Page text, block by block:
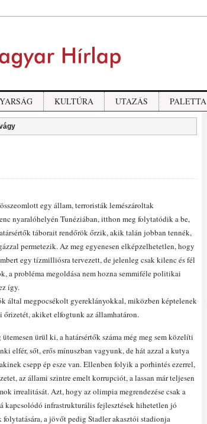
KULTÚRA UTAZÁS PALETTA
egy állam, terroristák lemészároltak
nyaralóhelyén Tunéziában, itthon meg folytatódik a be,
táborait rendőrök őrzik, akik talán jobban tennék,
permetezik. Az meg egyenesen elképzelhetetlen, hogy
egy tízmilliósra tervezett, de jelenleg csak kilenc és fél
a probléma megoldása nem hozna semmiféle politikai
így.
által megpocsékolt gyereklányokkal, miközben képtelenek
akiket elfogtunk az államhatáron.
ürül ki, a határsértők száma még meg sem közelíti
elfér, sőt, erős mínuszban vagyunk, de hát azzal a kutya
csepp ép esze van. Ellenben folyik a porhintés ezerrel,
az állami szintre emelt korrupciót, a lassan már teljesen
irrealitását. Azt, hogy az olimpia megrendezése csak a
kapcsolódó infrastrukturális fejlesztések hihetetlen jó
a jövőt pedig Stadler akasztói stadionja